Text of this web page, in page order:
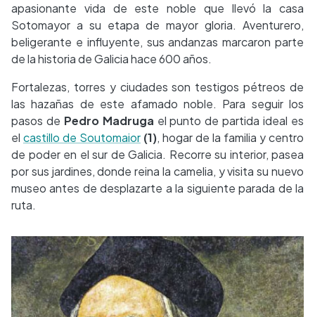
apasionante vida de este noble que llevó la casa
Sotomayor a su etapa de mayor gloria. Aventurero,
beligerante e influyente, sus andanzas marcaron parte
de la historia de Galicia hace 600 años.
Fortalezas, torres y ciudades son testigos pétreos de
las hazañas de este afamado noble. Para seguir los
pasos de Pedro Madruga el punto de partida ideal es
el castillo de Soutomaior (1), hogar de la familia y centro
de poder en el sur de Galicia. Recorre su interior, pasea
por sus jardines, donde reina la camelia, y visita su nuevo
museo antes de desplazarte a la siguiente parada de la
ruta.